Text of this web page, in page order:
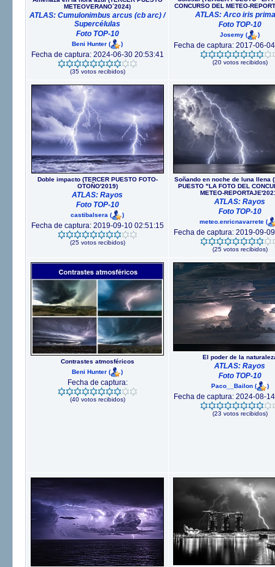
METEOVERANO´2024)
ATLAS: Cumulonimbus arcus (cb arc) /
Supercélulas
Foto TOP-10
Beni Hunter ( )
Fecha de captura: 2024-06-30 20:53:41
(35 votos recibidos)
CONCURSO DEL METEO-
ATLAS: Arco iris
Foto TOP-10
Josemy ( )
Fecha de captura: 2017-06-
(20 votos recibidos)
Doble impacto (TERCER PUESTO FOTO-
OTOÑO'2019)
ATLAS: Rayos
Foto TOP-10
castibalsera ( )
Fecha de captura: 2019-09-10 02:51:15
(25 votos recibidos)
Soñando en noche de luna llena
PUESTO "LA FOTO DEL
METEO-
ATLAS: Rayos
Foto TOP-10
meteo.enricnavarrete (
Fecha de captura: 2019-09-
(25 votos recibidos)
Contrastes atmosféricos
Beni Hunter ( )
Fecha de captura:
(40 votos recibidos)
El poder de la
ATLAS: Rayos
Foto TOP-10
Paco__Bailon( )
Fecha de captura: 2024-08-
(23 votos recibidos)